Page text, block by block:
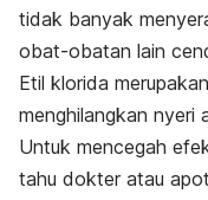
tidak banyak
obat-obatan lain
Etil klorida
menghilangkan nyeri
Untuk mencegah
tahu dokter atau